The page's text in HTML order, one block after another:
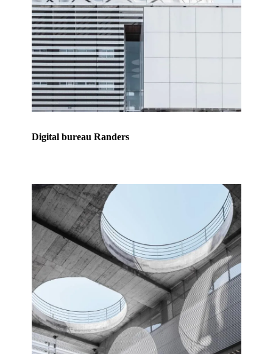
Digital bureau Randers